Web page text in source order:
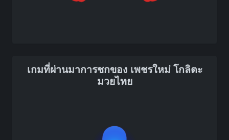
เกมที่ผ่านมาการชกของ เพชรใหม่ โกลิตะ
มวยไทย